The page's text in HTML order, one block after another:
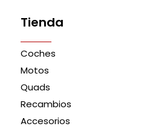
Tienda
Coches
Motos
Quads
Recambios
Accesorios